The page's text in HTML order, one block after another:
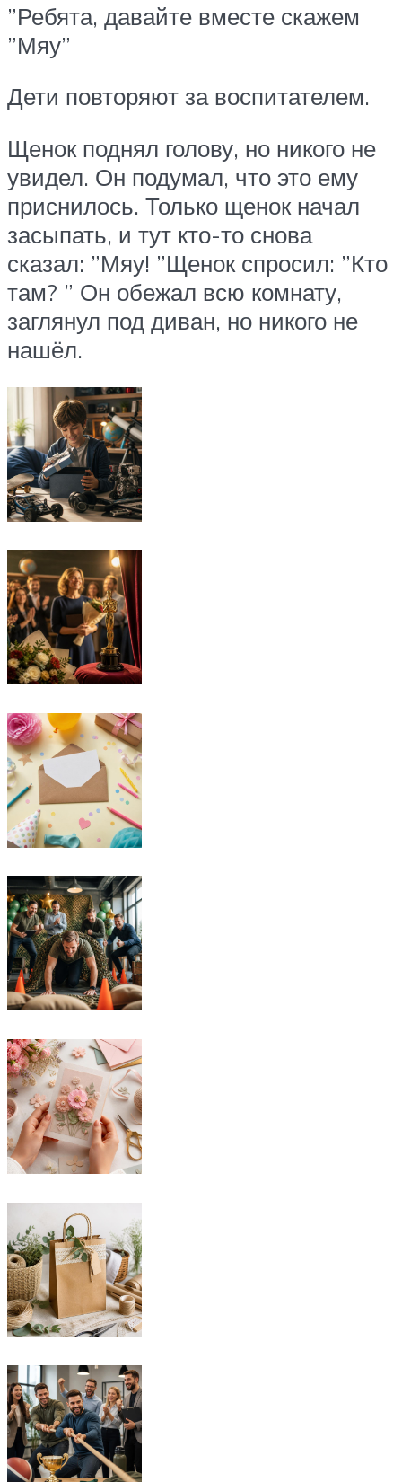
”Ребята, давайте вместе скажем
”Мяу”
Дети повторяют за воспитателем.
Щенок поднял голову, но никого не
увидел. Он подумал, что это ему
приснилось. Только щенок начал
засыпать, и тут кто-то снова
сказал: ”Мяу! ”Щенок спросил: ”Кто
там? ” Он обежал всю комнату,
заглянул под диван, но никого не
нашёл.